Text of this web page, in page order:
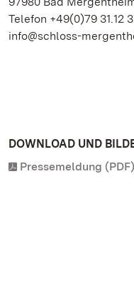
Telefon +49(0)79 31.12
info@schloss-
DOWNLOAD UND
Pressemeldung (PDF)